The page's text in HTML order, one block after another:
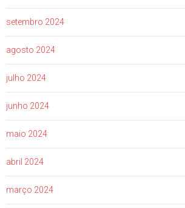
setembro 2024
agosto 2024
julho 2024
junho 2024
maio 2024
abril 2024
março 2024